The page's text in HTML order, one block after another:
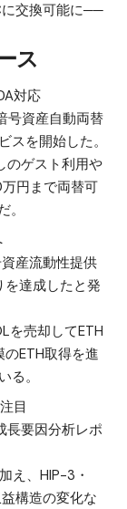
に交換可能に──
ス
対応
号資産自動両替
スを開始した。
のゲスト利用や
円まで両替可
産流動性提供
を達成したと発
を売却してETH
ETH取得を進
る。
目
長要因分析レポ
え、HIP-3・
構造の変化な